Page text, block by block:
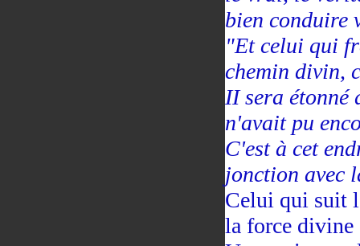
bien conduire
"Et celui qui
chemin divin,
II sera étonné
n'avait pu
C'est à cet
jonction avec
Celui qui suit
la force divine